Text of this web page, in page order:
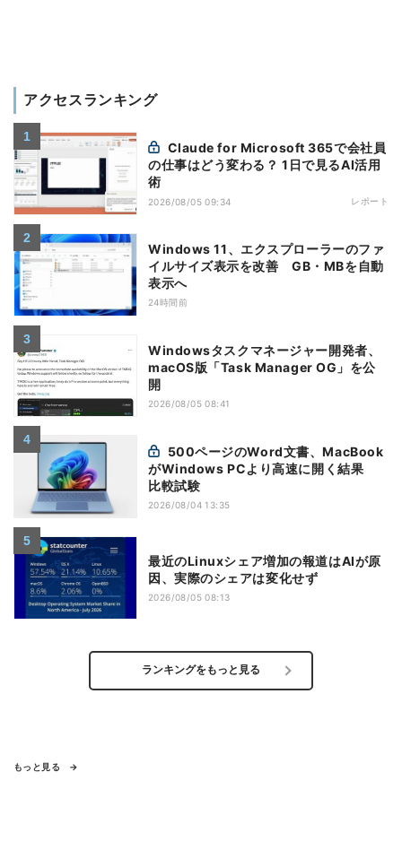
アクセスランキング
の仕事はどう変わる？ 1日で見るAI活用
術
2026/08/05 09:34 レポート
Windows 11、エクスプローラーのファ
イルサイズ表示を改善 GB・MBを自動
表示へ
24時間前
Windowsタスクマネージャー開発者、
macOS版「Task Manager OG」を公
開
2026/08/05 08:41
がWindows PCより高速に開く結果
比較試験
2026/08/04 13:35
最近のLinuxシェア増加の報道はAIが原
因、実際のシェアは変化せず
2026/08/05 08:13
ランキングをもっと見る
もっと見る